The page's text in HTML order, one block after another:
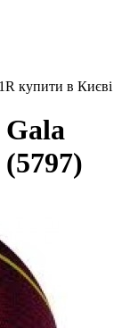
купити в Києві